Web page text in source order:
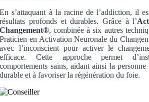
En s’attaquant à la racine de l’addiction, il
résultats profonds et durables. Grâce à l’
Changement®, combinée à six autres
Praticien en Activation Neuronale du
avec l’inconscient pour activer le
efficace. Cette approche permet
comportements sains, aidant ainsi la
durable et à favoriser la régénération du foie.